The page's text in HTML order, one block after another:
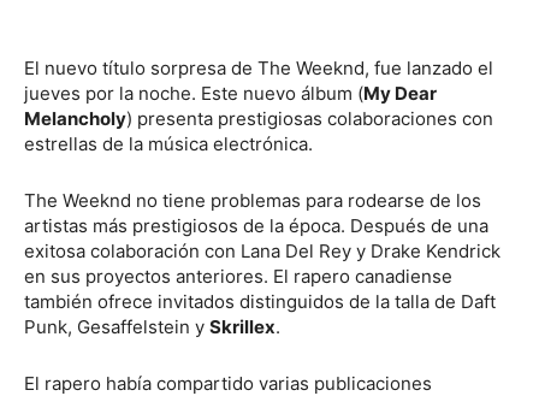
El nuevo título sorpresa de The Weeknd, fue lanzado el
jueves por la noche. Este nuevo álbum (My Dear
Melancholy) presenta prestigiosas colaboraciones con
estrellas de la música electrónica.
The Weeknd no tiene problemas para rodearse de los
artistas más prestigiosos de la época. Después de una
exitosa colaboración con Lana Del Rey y Drake Kendrick
en sus proyectos anteriores. El rapero canadiense
también ofrece invitados distinguidos de la talla de Daft
Punk, Gesaffelstein y Skrillex.
El rapero había compartido varias publicaciones